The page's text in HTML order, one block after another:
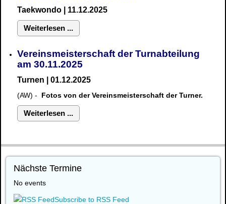
Taekwondo | 11.12.2025
Weiterlesen ...
Vereinsmeisterschaft der Turnabteilung
am 30.11.2025
Turnen | 01.12.2025
(AW) - Fotos von der Vereinsmeisterschaft der Turner.
Weiterlesen ...
Nächste Termine
No events
Subscribe to RSS Feed